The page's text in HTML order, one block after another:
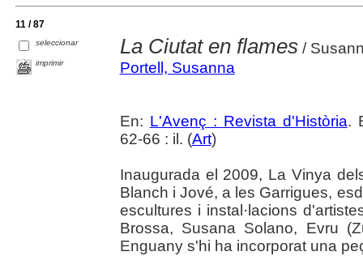
11 / 87
seleccionar
imprimir
La Ciutat en flames/
Portell, Susanna
En: L'Avenç : Revista d'Història.
62-66 : il. (Art)
Inaugurada el 2009, La Vinya
Blanch i Jové, a les Garrigues,
escultures i instal·lacions
Brossa, Susana Solano, Evru
Enguany s'hi ha incorporat una